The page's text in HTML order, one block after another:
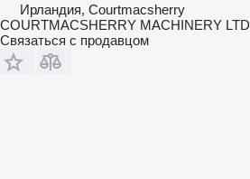
Ирландия, Courtmacsherry
COURTMACSHERRY MACHINERY LTD
Связаться с продавцом